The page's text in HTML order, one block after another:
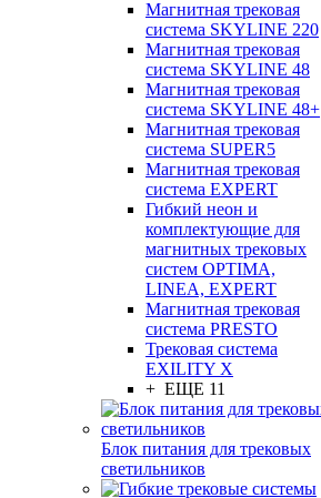
Магнитная трековая
система SKYLINE 220
Магнитная трековая
система SKYLINE 48
Магнитная трековая
система SKYLINE 48+
Магнитная трековая
система SUPER5
Магнитная трековая
система EXPERT
Гибкий неон и
комплектующие для
магнитных трековых
систем OPTIMA,
LINEA, EXPERT
Магнитная трековая
система PRESTO
Трековая система
EXILITY X
+ ЕЩЕ 11
Блок питания для трековых
светильников